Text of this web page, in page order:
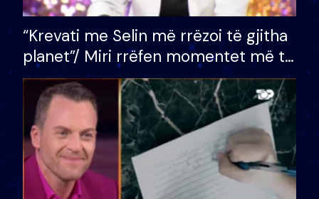
“Krevati me Selin më rrëzoi të gjitha
planet”/ Miri rrëfen momentet më të
bukura në shtëpinë e BB VIP: Do më
mungojë zilja e mëngjesit kur…